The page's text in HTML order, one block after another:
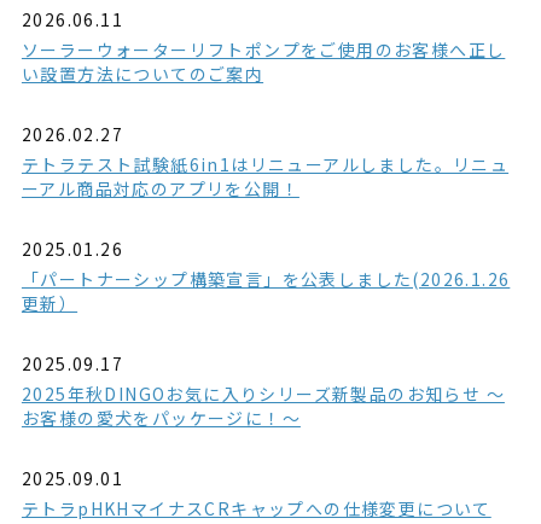
2026.06.11
ソーラーウォーターリフトポンプをご使用のお客様へ正し
い設置方法についてのご案内
2026.02.27
テトラテスト試験紙6in1はリニューアルしました。リニュ
ーアル商品対応のアプリを公開！
2025.01.26
「パートナーシップ構築宣言」を公表しました(2026.1.26
更新）
2025.09.17
2025年秋DINGOお気に入りシリーズ新製品のお知らせ ～
お客様の愛犬をパッケージに！～
2025.09.01
テトラpHKHマイナスCRキャップへの仕様変更について